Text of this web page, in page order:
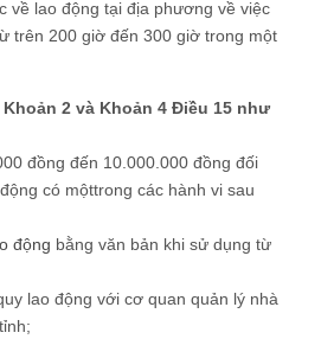
về lao động tại địa phương về việc
trên 200 giờ đến 300 giờ trong một
2 và Khoản 4 Điều 15 như
đồng đến 10.000.000 đồng đối
có mộttrong các hành vi sau
động bằng văn bản khi sử dụng từ
lao động với cơ quan quản lý nhà